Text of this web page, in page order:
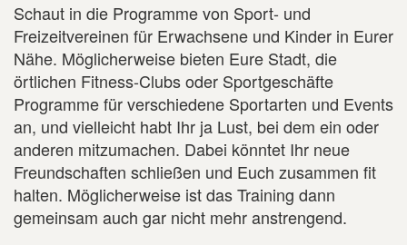
Schaut in die Programme von Sport- und
Freizeitvereinen für Erwachsene und Kinder in Eurer
Nähe. Möglicherweise bieten Eure Stadt, die
örtlichen Fitness-Clubs oder Sportgeschäfte
Programme für verschiedene Sportarten und Events
an, und vielleicht habt Ihr ja Lust, bei dem ein oder
anderen mitzumachen. Dabei könntet Ihr neue
Freundschaften schließen und Euch zusammen fit
halten. Möglicherweise ist das Training dann
gemeinsam auch gar nicht mehr anstrengend.